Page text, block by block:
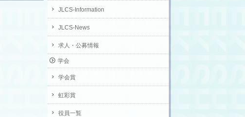
JLCS-Information
JLCS-News
求人・公募情報
学会
学会賞
虹彩賞
役員一覧